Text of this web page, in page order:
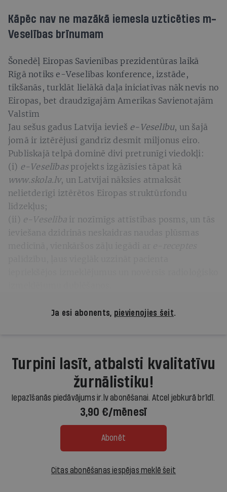
Kāpēc nav ne mazākā iemesla uzticēties m-
Veselības brīnumam
Šonedēļ Eiropas Savienības prezidentūras laikā
Rīgā notiks e-Veselības konference, izstāde,
tikšanās, turklāt lielākā daļa iniciatīvas nāk nevis no
Eiropas, bet draudzīgajām Amerikas Savienotajām
Valstīm
Jau sešus gadus Latvija ievieš e-Veselību, un šajā
jomā ir iztērējusi gandrīz desmit miljonus eiro.
Publiskajā telpā dominē divi pretrunīgi viedokļi:
(i) e-Veselībasprojekts izgāzīsies tāpat kā
www.skola.lv, un Latvijai nāksies atmaksāt
nelietderīgi iztērētos Eiropas struktūrfondu
līdzekļus;
(ii) e-Veselība ir nozīmīgs attīstības posms, un tās
ieviešana dzidrinās neskaidras naudas plūsmas
Ja esi abonents, pievienojies šeit.
Turpini lasīt, atbalsti kvalitatīvu
žurnālistiku!
Iepazīšanās piedāvājums ir.lv abonēšanai. Atcel jebkurā brīdī.
3,90 €/mēnesī
Abonēt
Citas abonēšanas iespējas meklē šeit